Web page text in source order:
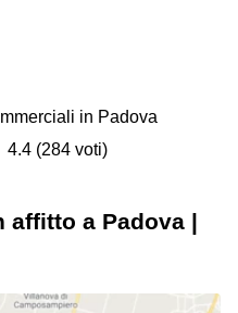
in Padova
4.4 (284 voti)
affitto a Padova |